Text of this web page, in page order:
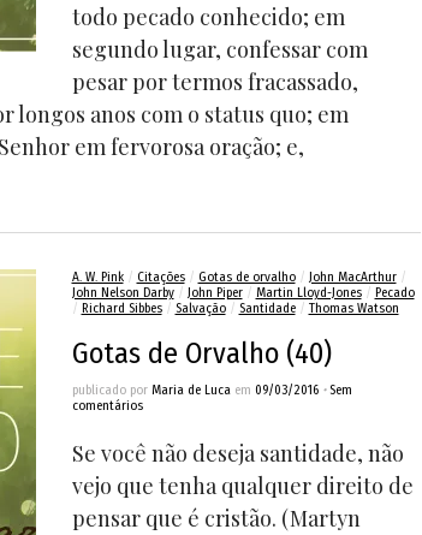
todo pecado conhecido; em
segundo lugar, confessar com
pesar por termos fracassado,
anos com o status quo; em
em fervorosa oração; e,
A. W. Pink/ Citações/ Gotas de orvalho/ John MacArthur/
John Nelson Darby/ John Piper/ Martin Lloyd-Jones/ Pecado
/ Richard Sibbes/ Salvação/ Santidade/ Thomas Watson
Gotas de Orvalho (40)
publicado por Maria de Lucaem 09/03/2016 • Sem
comentários
Se você não deseja santidade, não
vejo que tenha qualquer direito de
pensar que é cristão. (Martyn